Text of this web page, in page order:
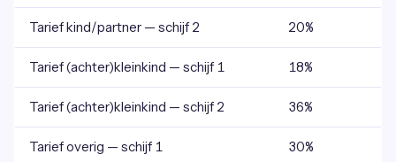
Tarief kind/partner — schijf 2 20%
Tarief (achter)kleinkind — schijf 1 18%
Tarief (achter)kleinkind — schijf 2 36%
Tarief overig — schijf 1 30%